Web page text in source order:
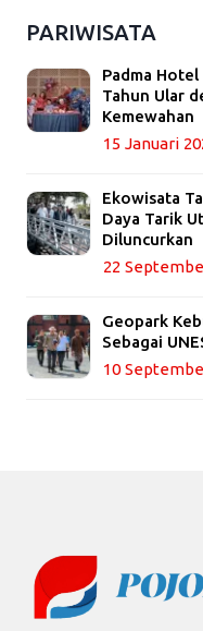
PARIWISATA
Padma Hotel
Tahun Ular
Kemewahan
15 Januari
Ekowisata
Daya Tarik
Diluncurkan
22
Geopark
Sebagai
10